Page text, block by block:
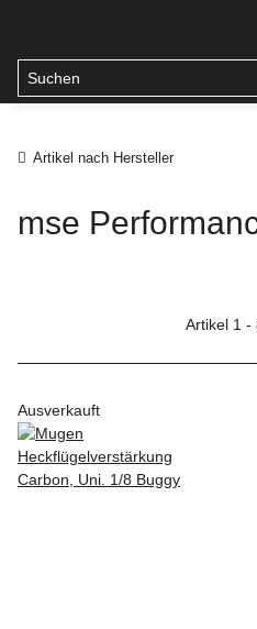
Artikel nach Hersteller
mse
Artikel 1 -
Ausverkauft